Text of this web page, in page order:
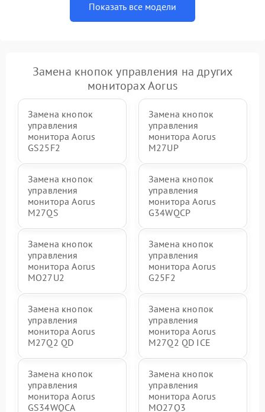
Показать все модели
Замена кнопок управления на других
мониторах Aorus
Замена кнопок
управления
монитора Aorus
GS25F2
Замена кнопок
управления
монитора Aorus
M27UP
Замена кнопок
управления
монитора Aorus
M27QS
Замена кнопок
управления
монитора Aorus
G34WQCP
Замена кнопок
управления
монитора Aorus
MO27U2
Замена кнопок
управления
монитора Aorus
G25F2
Замена кнопок
управления
монитора Aorus
M27Q2 QD
Замена кнопок
управления
монитора Aorus
M27Q2 QD ICE
Замена кнопок
управления
монитора Aorus
GS34WQCA
Замена кнопок
управления
монитора Aorus
MO27Q3